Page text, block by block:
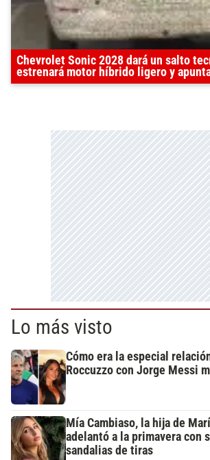
Chevrolet Sonic 2028 dará un salto
estrenará motor híbrido ligero y
Lo más visto
Cómo era la especial
Roccuzzo con Jorge Messi
Mía Cambiaso, la hija de
adelantó a la primavera con
sandalias de tiras